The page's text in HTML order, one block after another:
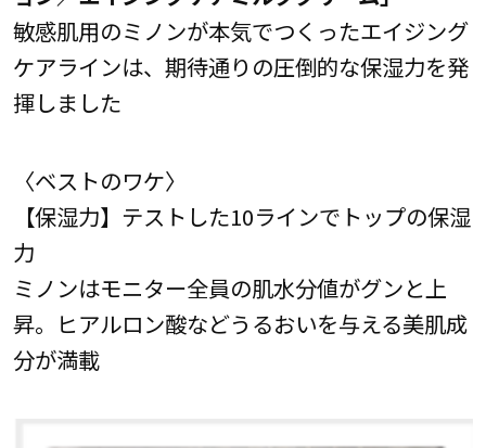
敏感肌用のミノンが本気でつくったエイジング
ケアラインは、期待通りの圧倒的な保湿力を発
揮しました
〈ベストのワケ〉
【保湿力】テストした10ラインでトップの保湿
力
ミノンはモニター全員の肌水分値がグンと上
昇。ヒアルロン酸などうるおいを与える美肌成
分が満載